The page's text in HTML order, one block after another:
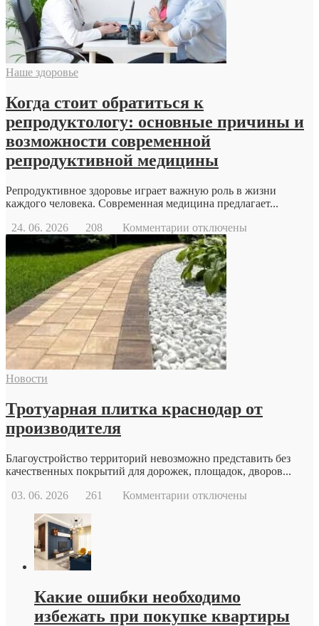
Наше здоровье
Когда стоит обратиться к
репродуктологу: основные причины и
возможности современной
репродуктивной медицины
Репродуктивное здоровье играет важную роль в жизни
каждого человека. Современная медицина предлагает...
24. 06. 2026
208 Комментарии к
записи
Когда
стоит
обратиться
к
репродуктологу:
основные
причины
и
возможности
современной
отключены
Новости
Тротуарная плитка краснодар от
производителя
Благоустройство территорий невозможно представить без
качественных покрытий для дорожек, площадок, дворов...
03. 06. 2026
261 Комментарии котключены
Какие ошибки необходимо
избежать при покупке квартиры